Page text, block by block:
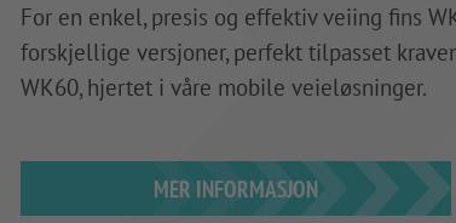
For en enkel, presis og effektiv veiing fins
forskjellige versjoner, perfekt tilpasset
WK60, hjertet i våre mobile veieløsninger.
MER INFORMASJON